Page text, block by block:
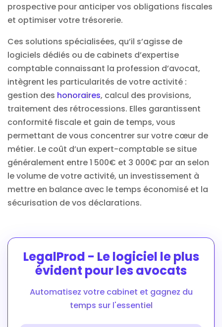
prospective pour anticiper vos obligations fiscales
et optimiser votre trésorerie.
Ces solutions spécialisées, qu’il s’agisse de
logiciels dédiés ou de cabinets d’expertise
comptable connaissant la profession d’avocat,
intègrent les particularités de votre activité :
gestion des honoraires, calcul des provisions,
traitement des rétrocessions. Elles garantissent
conformité fiscale et gain de temps, vous
permettant de vous concentrer sur votre cœur de
métier. Le coût d’un expert-comptable se situe
généralement entre 1 500€ et 3 000€ par an selon
le volume de votre activité, un investissement à
mettre en balance avec le temps économisé et la
sécurisation de vos déclarations.
LegalProd - Le logiciel le plus
évident pour les avocats
Automatisez votre cabinet et gagnez du
temps sur l'essentiel